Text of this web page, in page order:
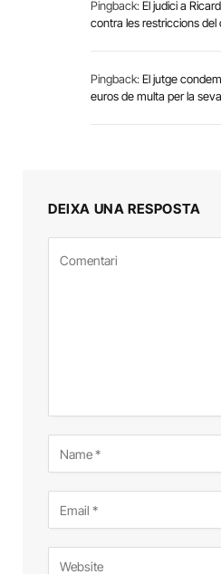
Pingback:El judici a
contra les restriccions del
Pingback:El jutge
euros de multa per la
DEIXA UNA RESPOSTA